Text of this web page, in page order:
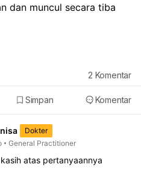
dan muncul secara tiba
Simpan Komentar
2 Komentar
Dokter
General Practitioner
atas pertanyaannya